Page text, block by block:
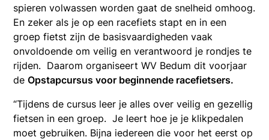
spieren volwassen worden gaat de snelheid omhoog.
En zeker als je op een racefiets stapt en in een
groep fietst zijn de basisvaardigheden vaak
onvoldoende om veilig en verantwoord je rondjes te
rijden. Daarom organiseert WV Bedum dit voorjaar
deOpstapcursus voor beginnende racefietsers.
“Tijdens de cursus leer je alles over veilig en gezellig
fietsen in een groep. Je leert hoe je je klikpedalen
moet gebruiken. Bijna iedereen die voor het eerst op